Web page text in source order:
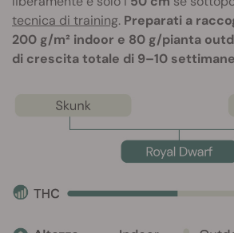
tecnica di training. Preparati a
200 g/m² indoor e 80 g/pianta
di crescita totale di 9–10